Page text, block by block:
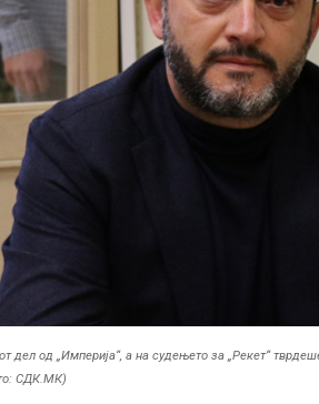
дел од „Империја“, а на судењето за „Рекет“
СДК.МК)